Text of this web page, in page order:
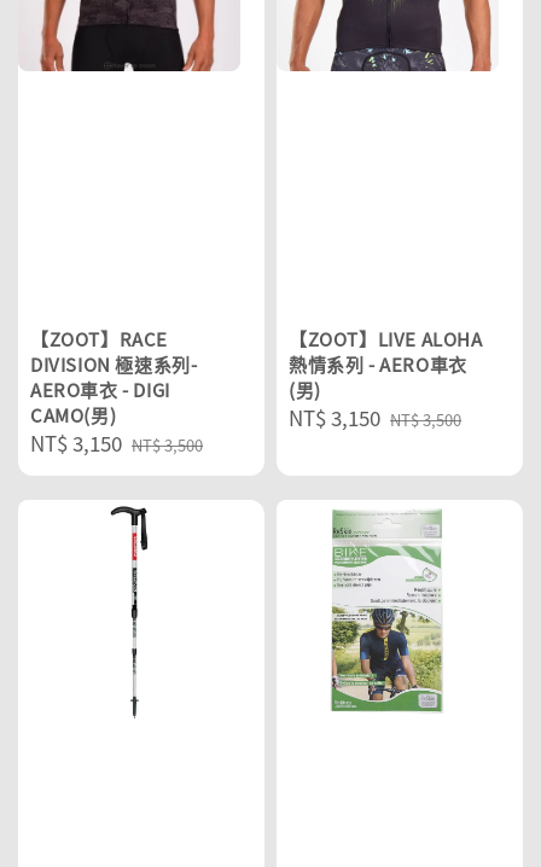
【ZOOT】RACE
DIVISION 極速系列-
AERO車衣 - DIGI
CAMO(男)
Sale
price
NT$ 3,150 Regular
price
NT$ 3,500
【ZOOT】LIVE ALOHA
熱情系列 - AERO車衣
(男)
Sale
NT$ 3,150 Regular
NT$ 3,500